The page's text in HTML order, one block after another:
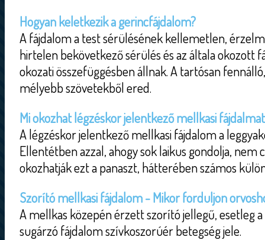
Hogyan keletkezik a gerincfájdalom?
A fájdalom a test sérülésének kellemetlen,
hirtelen bekövetkező sérülés és az általa okozott
okozati összefüggésben állnak. A tartósan
mélyebb szövetekből ered.
Mi okozhat légzéskor jelentkező mellkasi
A légzéskor jelentkező mellkasi fájdalom a
Ellentétben azzal, ahogy sok laikus gondolja, nem
okozhatják ezt a panaszt, hátterében számos
Szorító mellkasi fájdalom - Mikor forduljon
A mellkas közepén érzett szorító jellegű, esetleg
sugárzó fájdalom szívkoszorúér betegség jele.